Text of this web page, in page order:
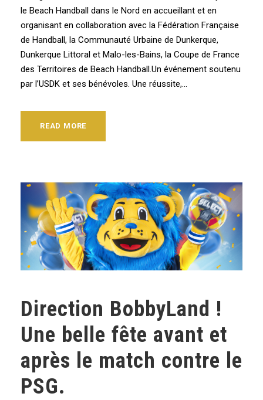
le Beach Handball dans le Nord en accueillant et en
organisant en collaboration avec la Fédération Française
de Handball, la Communauté Urbaine de Dunkerque,
Dunkerque Littoral et Malo-les-Bains, la Coupe de France
des Territoires de Beach Handball.Un événement soutenu
par l’USDK et ses bénévoles. Une réussite,...
READ MORE
Direction BobbyLand !
Une belle fête avant et
après le match contre le
PSG.